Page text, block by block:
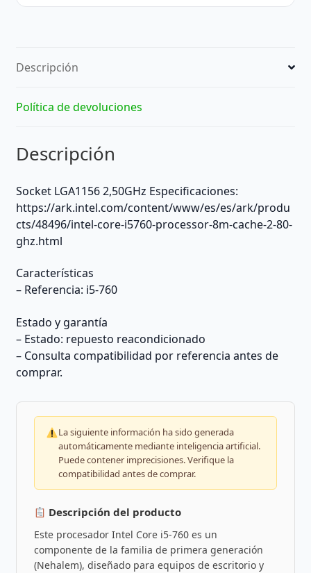
Descripción
Política de devoluciones
Descripción
Socket LGA1156 2,50GHz Especificaciones:
https://ark.intel.com/content/www/es/es/ark/produ
cts/48496/intel-core-i5760-processor-8m-cache-2-80-
ghz.html
Características
– Referencia: i5-760
Estado y garantía
– Estado: repuesto reacondicionado
– Consulta compatibilidad por referencia antes de
comprar.
La siguiente información ha sido generada
automáticamente mediante inteligencia artificial.
Puede contener imprecisiones. Verifique la
compatibilidad antes de comprar.
Descripción del producto
Este procesador Intel Core i5-760 es un
componente de la familia de primera generación
(Nehalem), diseñado para equipos de escritorio y